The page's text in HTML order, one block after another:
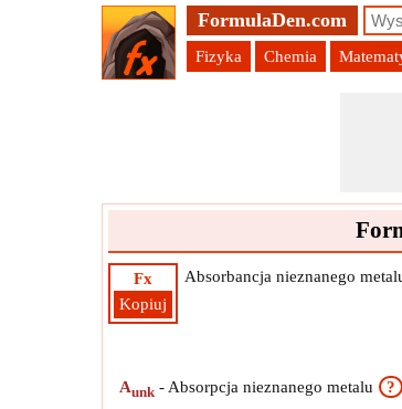
FormulaDen.com
Fizyka Chemia
Fx
Kopiuj
Absorbancja nieznanego
Aunk - Absorpcja nieznanego metalu ?